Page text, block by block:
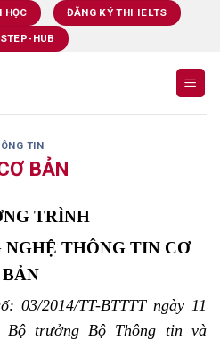
HỌC ĐĂNG KÝ THI IELTS
HUB
TIN
BẢN
TRÌNH
NGHỆ THÔNG TIN CƠ
BẢN
2014/TT-BTTTT ngày 11
Bộ trưởng Bộ Thông tin và